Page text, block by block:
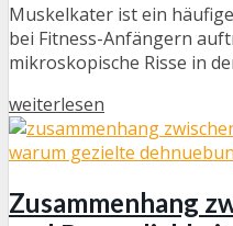
Muskelkater ist ein
bei Fitness-Anfängern
mikroskopische Risse in
weiterlesen
Zusammenhang